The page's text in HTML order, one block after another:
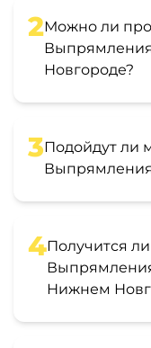
2Можно ли
Новгороде?
3Подойдут ли
Выпрямления
4Получится
Нижнем